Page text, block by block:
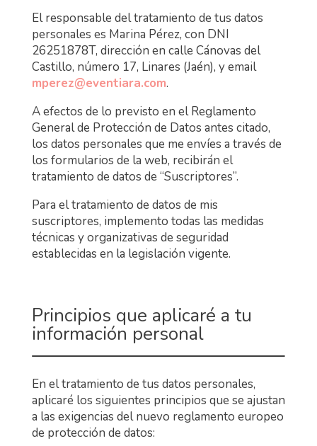
El responsable del tratamiento de tus datos
personales es Marina Pérez, con DNI
26251878T, dirección en calle Cánovas del
Castillo, número 17, Linares (Jaén), y email
mperez@eventiara.com.
A efectos de lo previsto en el Reglamento
General de Protección de Datos antes citado,
los datos personales que me envíes a través de
los formularios de la web, recibirán el
tratamiento de datos de “Suscriptores”.
Para el tratamiento de datos de mis
suscriptores, implemento todas las medidas
técnicas y organizativas de seguridad
establecidas en la legislación vigente.
Principios que aplicaré a tu
información personal
En el tratamiento de tus datos personales,
aplicaré los siguientes principios que se ajustan
a las exigencias del nuevo reglamento europeo
de protección de datos: